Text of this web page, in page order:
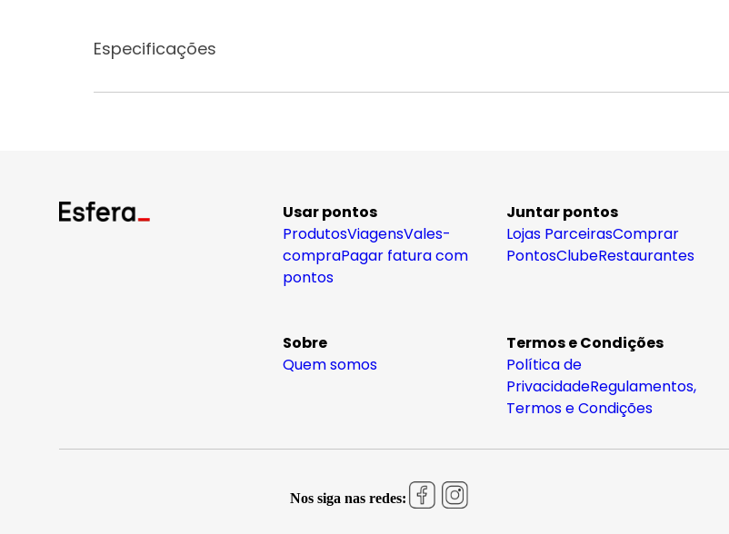
Especificações
Usar pontos
ProdutosViagensVales-
compraPagar fatura com
pontos
Juntar pontos
Lojas ParceirasComprar
PontosClubeRestaurantes
Sobre
Quem somos
Termos e Condições
Política de
PrivacidadeRegulamentos,
Termos e Condições
Nos siga nas redes: